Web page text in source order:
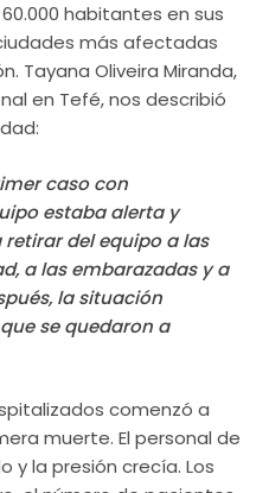
habitantes en sus
más afectadas
Tayana Oliveira Miranda,
en Tefé, nos describió
caso con
estaba alerta y
del equipo a las
a las embarazadas y a
la situación
se quedaron a
comenzó a
muerte. El personal de
y la presión crecía. Los